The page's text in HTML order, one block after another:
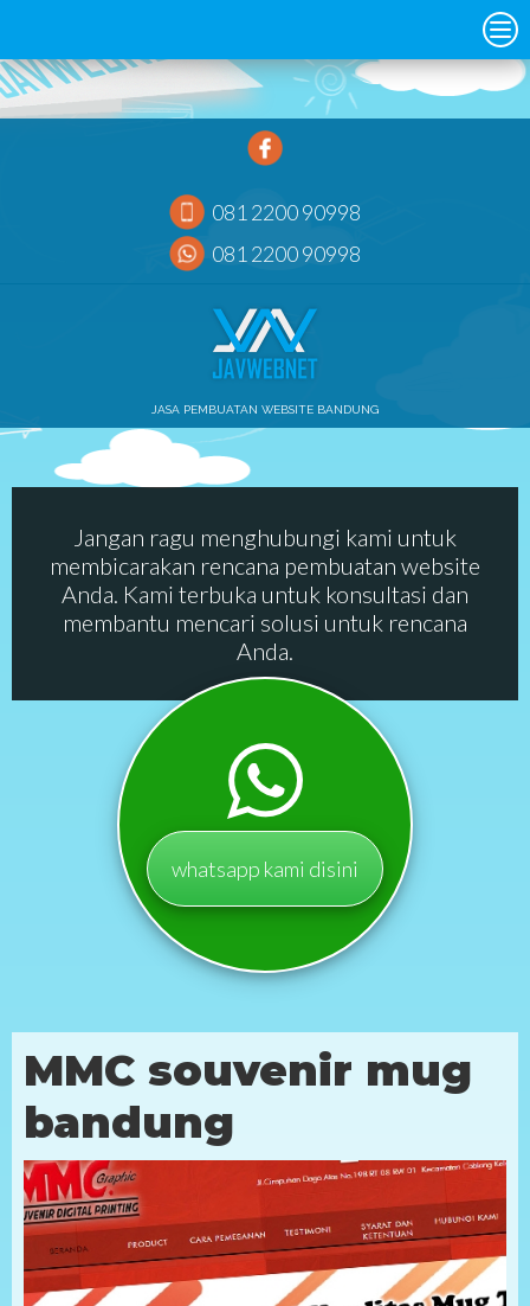
081 2200 90998
081 2200 90998
JASA PEMBUATAN WEBSITE BANDUNG
Jangan ragu menghubungi kami untuk
membicarakan rencana pembuatan website
Anda. Kami terbuka untuk konsultasi dan
membantu mencari solusi untuk rencana
Anda.
whatsapp kami disini
MMC souvenir mug
bandung